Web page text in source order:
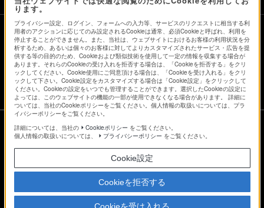
ります。
プライバシー設定、ログイン、フォームへの入力等、サービスのリクエストに相当する利
用者のアクションに応じてのみ設定されるCookieは通常、必須Cookieと呼ばれ、利用を
停止することができません。また、当社は、ウェブサイトにおけるお客様の利用状況を分
析するため、あるいは個々のお客様に対してよりカスタマイズされたサービス・広告を提
供する等の目的のため、Cookieおよび類似技術を使用して一定の情報を収集する場合が
あります。それらのCookieの受け入れを拒否する場合は、「Cookieを拒否する」をクリ
ックしてください。Cookie使用にご同意頂ける場合は、「Cookieを受け入れる」をクリ
ックして下さい。Cookie設定をカスタマイズする場合は「Cookie設定」をクリックして
ください。Cookieの設定をいつでも管理することができます。選択したCookieの設定に
よっては、このウェブサイトの機能の一部が使用できなくなる場合があります。 詳細に
ついては、当社のCookieポリシーをご覧ください。個人情報の取扱いについては、プラ
イバシーポリシーをご覧ください。
詳細については、当社の
Cookieポリシー をご覧ください。
個人情報の取扱いについては、
プライバシーポリシー をご覧ください。
Cookie設定
Cookieを拒否する
Cookieを受け入れる
会社情報 採用情報 特約店のご案内
ニュースリリース
環境情報
My Sony 利用規約
プライバシーポリシー
正しい表示への取り組み
Copyright 2026 Sony Marketing Inc.